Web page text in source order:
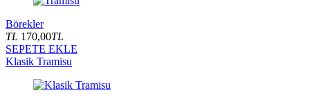
Börekler
TL 170,00TL
SEPETE EKLE
Klasik Tramisu